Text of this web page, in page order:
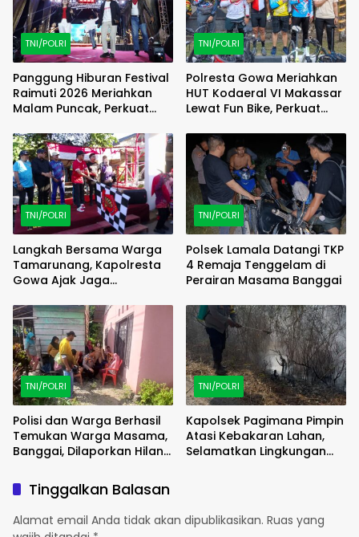
TNI/POLRI
Panggung Hiburan Festival
Raimuti 2026 Meriahkan
Malam Puncak, Perkuat
Rakyat
TNI/POLRI
Polresta Gowa Meriahkan
HUT Kodaeral VI Makassar
Lewat Fun Bike, Perkuat
TNI/POLRI
Langkah Bersama Warga
Tamarunang, Kapolresta
Gowa Ajak Jaga
ke-81
TNI/POLRI
Polsek Lamala Datangi TKP
4 Remaja Tenggelam di
Perairan Masama Banggai
TNI/POLRI
Polisi dan Warga Berhasil
Temukan Warga Masama,
Banggai, Dilaporkan Hilang
TNI/POLRI
Kapolsek Pagimana Pimpin
Atasi Kebakaran Lahan,
Selamatkan Lingkungan
Tinggalkan Balasan
Alamat email Anda tidak akan dipublikasikan. Ruas yang